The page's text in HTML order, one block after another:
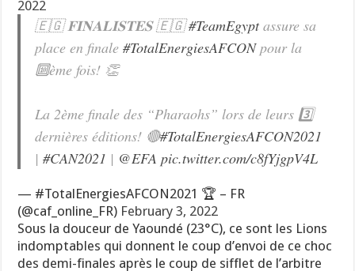
2022
🇪🇬 𝐅𝐈𝐍𝐀𝐋𝐈𝐒𝐓𝐄𝐒 🇪🇬#TeamEgyptassure sa
place en finale#TotalEnergiesAFCONpour la
🔟ème fois! 👏
La 2ème finale des “Pharaohs” lors de leurs 3️⃣
dernières éditions! 🔴#TotalEnergiesAFCON2021
|#CAN2021 | @EFA pic.twitter.com/c8fYjgpV4L
— #TotalEnergiesAFCON2021 🏆 – FR
(@caf_online_FR) February 3, 2022
Sous la douceur de Yaoundé (23°C), ce sont les Lions
indomptables qui donnent le coup d’envoi de ce choc
des demi-finales après le coup de sifflet de l’arbitre